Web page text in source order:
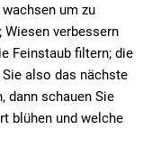
um zu
Wiesen verbessern
Feinstaub filtern; die
also das nächste
dann schauen Sie
blühen und welche